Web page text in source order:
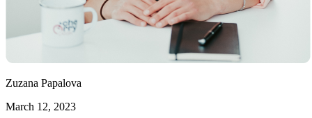
Zuzana Papalova
March 12, 2023